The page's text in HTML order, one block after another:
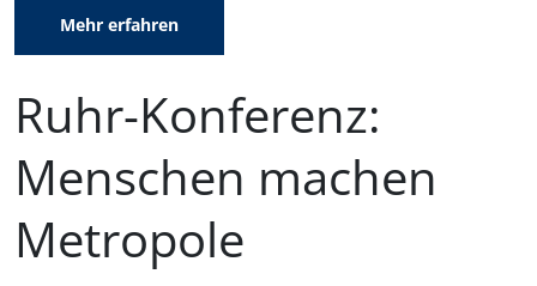
Mehr erfahren
Ruhr-Konferenz:
Menschen machen
Metropole